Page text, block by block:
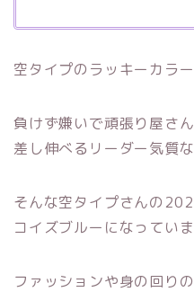
空タイプのラッキーカラ
負けず嫌いで頑張り屋さ
差し伸べるリーダー気質
そんな空タイプさんの
コイズブルーになっていま
ファッションや身の回り